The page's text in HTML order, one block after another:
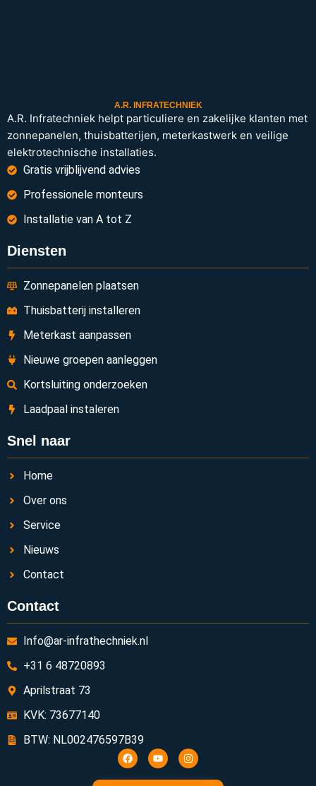
A.R. INFRATECHNIEK
A.R. Infratechniek helpt particuliere en zakelijke klanten met
zonnepanelen, thuisbatterijen, meterkastwerk en veilige
elektrotechnische installaties.
Gratis vrijblijvend advies
Professionele monteurs
Installatie van A tot Z
Diensten
Zonnepanelen plaatsen
Thuisbatterij installeren
Meterkast aanpassen
Nieuwe groepen aanleggen
Kortsluiting onderzoeken
Laadpaal instaleren
Snel naar
Home
Over ons
Service
Nieuws
Contact
Contact
Info@ar-infrathechniek.nl
+31 6 48720893
Aprilstraat 73
KVK: 73677140
BTW: NL002476597B39